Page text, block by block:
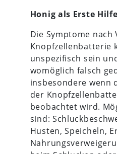
Honig als Erste
Die Symptome nach
Knopfzellenbatterie
unspezifisch sein
womöglich falsch
insbesondere wenn
der
beobachtet wird.
sind:
Husten, Speicheln,